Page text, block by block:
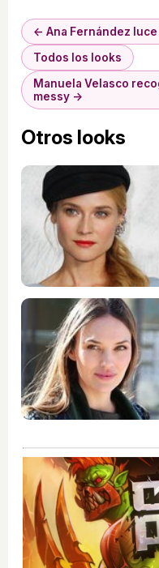
← Ana Fernández
Todos los looks
Manuela Velasco
messy →
Otros looks